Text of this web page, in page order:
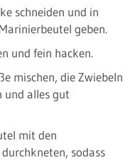
schneiden und in
geben.
und fein hacken.
mischen, die Zwiebeln
und alles gut
mit den
sodass